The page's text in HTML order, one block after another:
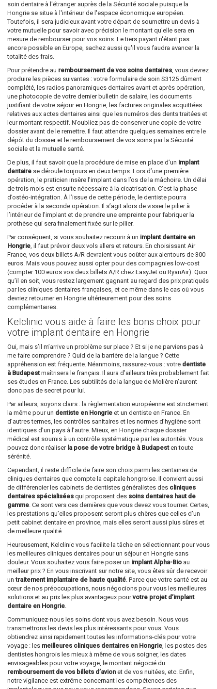
soin dentaire à l'étranger auprès de la Sécurité sociale puisque la
Hongrie se situe à l'intérieur de l'espace économique européen.
Toutefois, il sera judicieux avant votre départ de soumettre un devis à
votre mutuelle pour savoir avec précision le montant qu'elle sera en
mesure de rembourser pour vos soins. Le tiers payant n'étant pas
encore possible en Europe, sachez aussi qu'il vous faudra avancer la
totalité des frais.
Pour prétendre au remboursement de vos soins dentaires, vous devrez
produire les pièces suivantes : votre formulaire de soin S3125 dûment
complété, les radios panoramiques dentaires avant et après opération,
une photocopie de votre dernier bulletin de salaire, les documents
justifiant de votre séjour en Hongrie, les factures originales acquittées
relatives aux actes dentaires ainsi que les numéros des dents traitées et
leur montant respectif. N’oubliez pas de conserver une copie de votre
dossier avant de le remettre. Il faut attendre quelques semaines entre le
dépôt du dossier et le remboursement de vos soins par la Sécurité
sociale et la mutuelle santé.
De plus, il faut savoir que la procédure de mise en place d’un implant
dentaire se déroule toujours en deux temps. Lors d’une première
opération, le praticien insère l’implant dans l’os de la mâchoire. Un délai
de trois mois est ensuite nécessaire à la cicatrisation. C’est la phase
d’ostéo-intégration. À l’issue de cette période, le dentiste pourra
procéder à la seconde opération. Il s’agit alors de visser le pilier à
l’intérieur de l’implant et de prendre une empreinte pour fabriquer la
prothèse qui sera finalement fixée sur le pilier.
Par conséquent, si vous souhaitez recourir à un implant dentaire en
Hongrie, il faut prévoir deux vols allers et retours. En choisissant Air
France, vos deux billets A/R devraient vous coûter aux alentours de 300
euros. Mais vous pouvez aussi opter pour des compagnies low-cost
(compter 100 euros vos deux billets A/R chez EasyJet ou RyanAir). Quoi
qu’il en soit, vous restez largement gagnant au regard des prix pratiqués
par les cliniques dentaires françaises, et ce même dans le cas où vous
devriez retourner en Hongrie ultérieurement pour des soins
complémentaires.
Kelclinic vous aide à faire les bons choix pour
votre implant dentaire en Hongrie
Oui, mais s’il m’arrive un problème sur place ? Et si je ne parviens pas à
me faire comprendre ? Quid de la barrière de la langue ? Cette
appréhension est fréquente. Néanmoins, rassurez-vous : votre dentiste
à Budapestmaîtrisera le français. Il aura d’ailleurs très probablement fait
ses études en France. Les subtilités de la langue de Molière n’auront
donc pas de secret pour lui.
Par ailleurs, soyons clairs : la règlementation européenne est strictement
la même pour un dentiste en Hongrie et un dentiste en France. En
d’autres termes, les contrôles sanitaires et les normes d’hygiène sont
identiques d’un pays à l’autre. Mieux, en Hongrie chaque dossier
médical est soumis à un contrôle systématique par les autorités. Vous
pouvez donc réaliser la pose de votre bridge à Budapesten toute
sérénité.
Cependant, il reste difficile de faire son choix parmi les centaines de
cliniques dentaires que compte la capitale hongroise. Il convient aussi
de différencier les cabinets de dentistes généralistes des cliniques
dentaires spécialisées qui proposent des soins dentaires haut de
gamme. Ce sont vers ces dernières que vous devez vous tourner. Certes,
les prestations qu’elles proposent seront plus chères que celles d’un
petit cabinet dentaire en province, mais elles seront aussi plus sûres et
de meilleure qualité.
Heureusement, Kelclinic vous facilite la tâche en sélectionnant pour vous
les meilleures cliniques dentaires pour un séjour en Hongrie sans
douleur. Vous souhaitez vous faire poser un implant Alpha-Bio au
meilleur prix ? En vous inscrivant sur notre site, vous êtes sûr de recevoir
untraitement implantaire de haute qualité. Parce que votre santé est au
cœur de nos préoccupations, nous négocions pour vous les meilleures
solutions et au prix les plus avantageux pourvotre projet d’implant
dentaire en Hongrie.
Communiquez-nous les soins dont vous avez besoin. Nous vous
transmettrons les devis les plus intéressants pour vous. Vous
obtiendrez ainsi rapidement toutes les informations-clés pour votre
voyage : les meilleures cliniques dentaires en Hongrie, les postes des
dentistes hongrois les mieux à même de vous soigner, les dates
envisageables pour votre voyage, le montant négocié du
remboursement de vos billets d’avion et de vos nuitées, etc. Enfin,
notre vigilance est extrême concernant les compétences des